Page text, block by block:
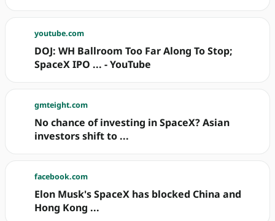
youtube.com
DOJ: WH Ballroom Too Far Along To Stop;
SpaceX IPO ... - YouTube
gmteight.com
No chance of investing in SpaceX? Asian
investors shift to ...
facebook.com
Elon Musk's SpaceX has blocked China and
Hong Kong ...